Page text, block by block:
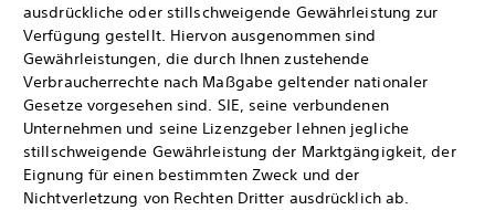
ausdrückliche oder stillschweigende Gewährleistung zur
Verfügung gestellt. Hiervon ausgenommen sind
Gewährleistungen, die durch Ihnen zustehende
Verbraucherrechte nach Maßgabe geltender nationaler
Gesetze vorgesehen sind. SIE, seine verbundenen
Unternehmen und seine Lizenzgeber lehnen jegliche
stillschweigende Gewährleistung der Marktgängigkeit, der
Eignung für einen bestimmten Zweck und der
Nichtverletzung von Rechten Dritter ausdrücklich ab.